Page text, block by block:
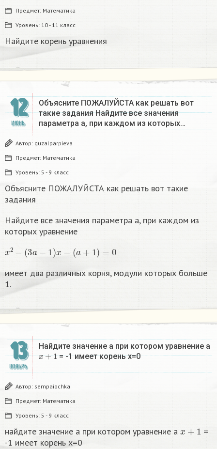
Предмет: Математика
Уровень: 10 - 11 класс
Найдите корень уравнения
12
ИЮНЬ
Объясните ПОЖАЛУЙСТА как решать вот
такие задания Найдите все значения
параметра a, при каждом из которых…
Автор: guzalparpieva
Предмет: Математика
Уровень: 5 - 9 класс
Объясните ПОЖАЛУЙСТА как решать вот такие
задания
Найдите все значения параметра a, при каждом из
которых уравнение
2 a− ( =
имеет два различных корня, модули которых больше
1.
13
НОЯБРЬ
Найдите значение a при котором уравнение a
1 = -1 имеет корень х=0
Автор: sempaiochka
Предмет: Математика
Уровень: 5 - 9 класс
найдите значение a при котором уравнение a
=
-1 имеет корень х=0